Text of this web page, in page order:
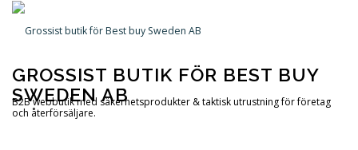
Hoppa
innehåll
GROSSIST BUTIK FÖR BEST BUY
SWEDEN AB
B2B webbutik med säkerhetsprodukter & taktisk utrustning för företag
och återförsäljare.